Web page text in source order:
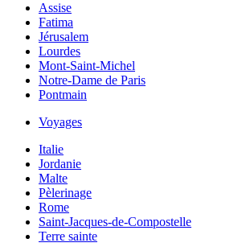
Assise
Fatima
Jérusalem
Lourdes
Mont-Saint-Michel
Notre-Dame de Paris
Pontmain
Voyages
Italie
Jordanie
Malte
Pèlerinage
Rome
Saint-Jacques-de-Compostelle
Terre sainte